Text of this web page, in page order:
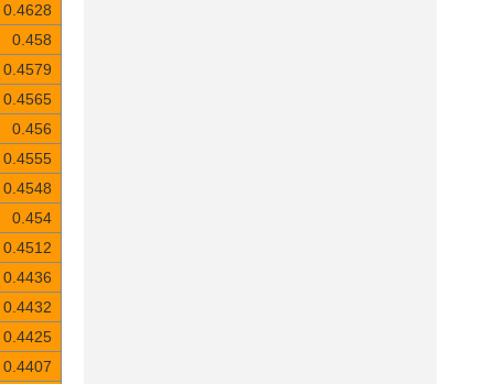
0.4628
0.458
0.4579
0.4565
0.456
0.4555
0.4548
0.454
0.4512
0.4436
0.4432
0.4425
0.4407